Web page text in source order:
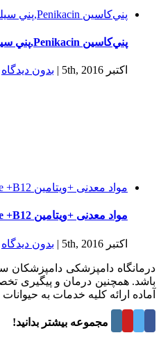
پني‌كاسين Penikacin,پني سيلين جي پروكائين + كانامايسين
پني‌كاسين Penikacin,پني سيلين جي پروكائين + كانامايسين
اکتبر 5th, 2016 | بدون ديدگاه
مواد معدنی +ویتامین Co + Cu + Fe +B12
مواد معدنی +ویتامین Co + Cu + Fe +B12
اکتبر 5th, 2016 | بدون ديدگاه
باشد. همچنین درمان و پیگیری
آماده ارائه کلیه خدمات به
درباره این مجموعه بیشتر بدانید!